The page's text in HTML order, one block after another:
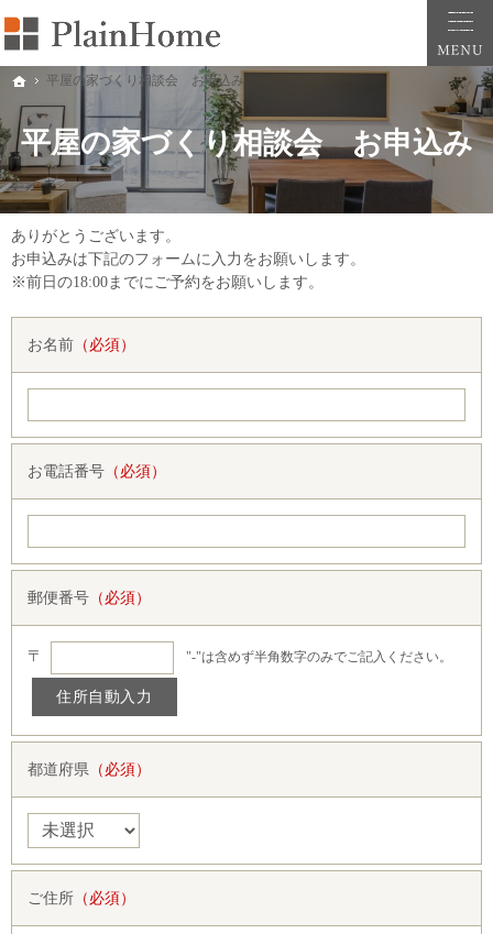
平屋の家づくり相談会 お申込み
大阪・堺市での新築一戸建ては工務店の「PlainHome平原建築工房」へおまかせ。自然
堺市をはじめ大阪府全域での新築注文住宅ならプレインホームへ。自然素材の心地よさ
ありがとうございます。
お申込みは下記のフォームに入力をお願いします。
※前日の18:00までにご予約をお願いします。
お名前 （必須）
お電話番号 （必須）
郵便番号 （必須）
〒 "-"は含めず半角数字のみでご記入ください。
都道府県 （必須）
ご住所 （必須）
ホーム
平屋の家づくり相談会 お申込み